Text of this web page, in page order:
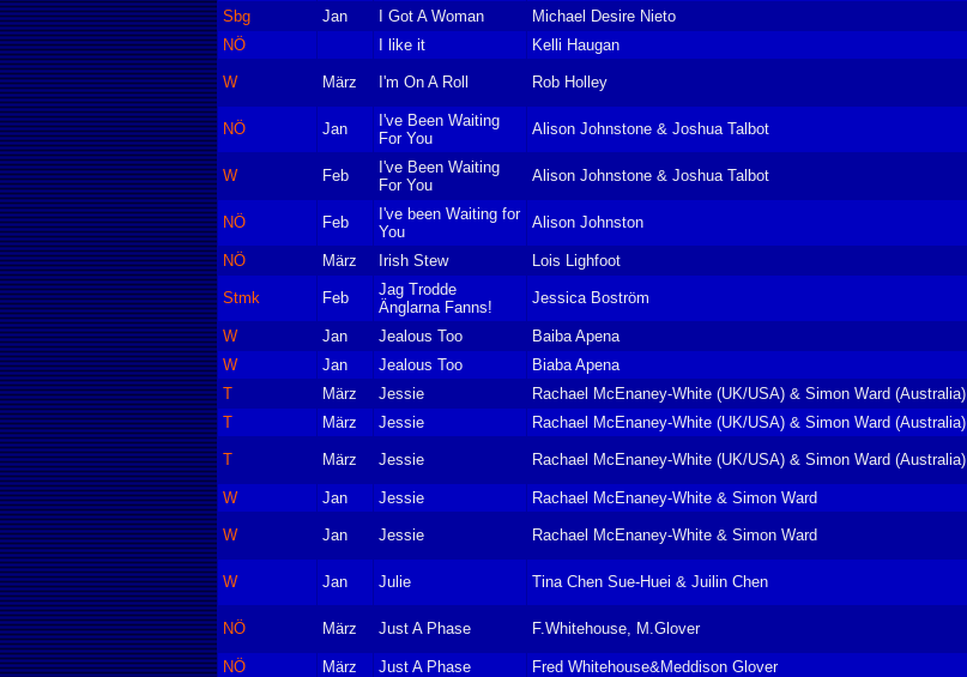
Sbg
Jan I Got A Woman Michael Desire Nieto
NÖ
I like it Kelli Haugan
W März I'm On A Roll Rob Holley
NÖ Jan
I've Been Waiting
For You
Alison Johnstone & Joshua Talbot
W Feb
I've Been Waiting
For You
Alison Johnstone & Joshua Talbot
NÖ Feb
I've been Waiting for
You
Alison Johnston
NÖ März Irish Stew Lois Lighfoot
Stmk Feb
Jag Trodde
Änglarna Fanns!
Jessica Boström
W Jan Jealous Too Baiba Apena
W
Jan Jealous Too Biaba Apena
T
März Jessie Rachael McEnaney-White (UK/USA) & Simon Ward (Australia)
T
März Jessie Rachael McEnaney-White (UK/USA) & Simon Ward (Australia)
T März Jessie Rachael McEnaney-White (UK/USA) & Simon Ward (Australia)
W
Jan Jessie Rachael McEnaney-White & Simon Ward
W Jan Jessie Rachael McEnaney-White & Simon Ward
W Jan Julie Tina Chen Sue-Huei & Juilin Chen
NÖ März Just A Phase F.Whitehouse, M.Glover
NÖ
März Just A Phase Fred Whitehouse&Meddison Glover